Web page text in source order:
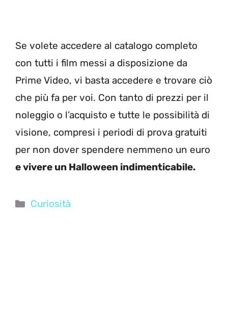
Se volete accedere al catalogo completo
con tutti i film messi a disposizione da
Prime Video, vi basta accedere e trovare ciò
che più fa per voi. Con tanto di prezzi per il
noleggio o l’acquisto e tutte le possibilità di
visione, compresi i periodi di prova gratuiti
per non dover spendere nemmeno un euro
e vivere un Halloween indimenticabile.
Categorie
Curiosità